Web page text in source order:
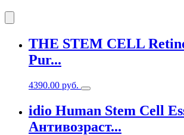
THE STEM CELL
Pur...
4390.00 руб.
idio Human Stem Cell
Антивозраст...